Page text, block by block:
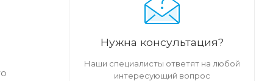
Нужна консультация?
Наши специалисты ответят на любой
интересующий вопрос